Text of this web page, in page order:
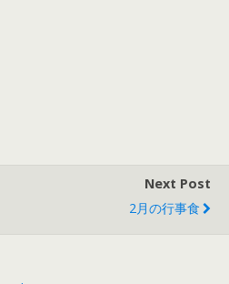
Next Post
2月の行事食